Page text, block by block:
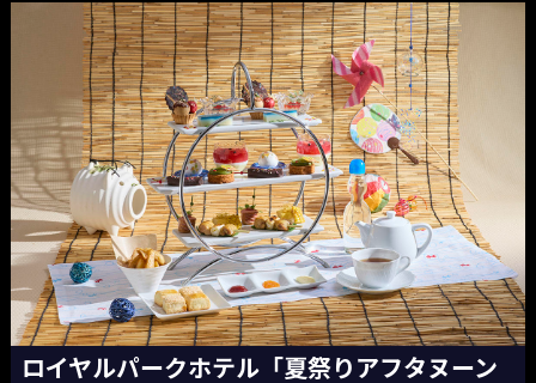
ロイヤルパークホテル「夏祭りアフタヌーン